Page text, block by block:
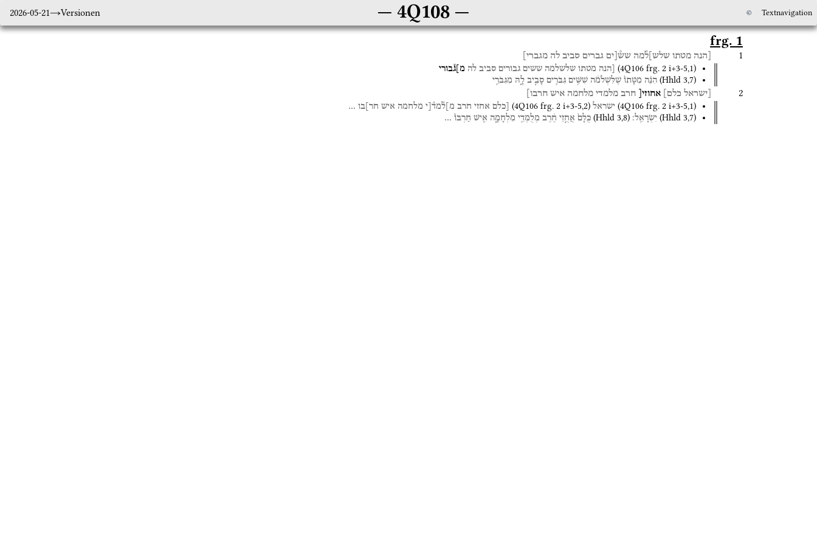
2026-05-21 Versionen 4Q108 © Textnavigation
frg. 1
1 [הנה מטתו שלש]ל֯מה שש֯[ים גברים סביב לה מגברי]
(4Q106 frg. 2 i+3-5,1) [הנה מטתו שלשלמה ששים גבורים סביב לה מ]ג֯בורי
(Hhld 3,7) הִנֵּ֗ה מִטָּתוֹ֙ שֶׁלִּשְׁלֹמֹ֔ה שִׁשִּׁ֥ים גִּבֹּרִ֖ים סָבִ֣יב לָ֑הּ מִגִּבֹּרֵ֖י
2 [ישראל כלם] אחוזי[ חרב מלמדי מלחמה איש חרבו]
(4Q106 frg. 2 i+3-5,1) ישראל (4Q106 frg. 2 i+3-5,2) [כלם אחזי חרב מ]ל֯מד֯[י מלחמה איש חר]בו …
(Hhld 3,7) יִשְׂרָאֵֽל׃ (Hhld 3,8) כֻּלָּם֙ אֲחֻ֣זֵי חֶ֔רֶב מְלֻמְּדֵ֖י מִלְחָמָ֑ה אִ֤ישׁ חַרְבּוֹ֙ …